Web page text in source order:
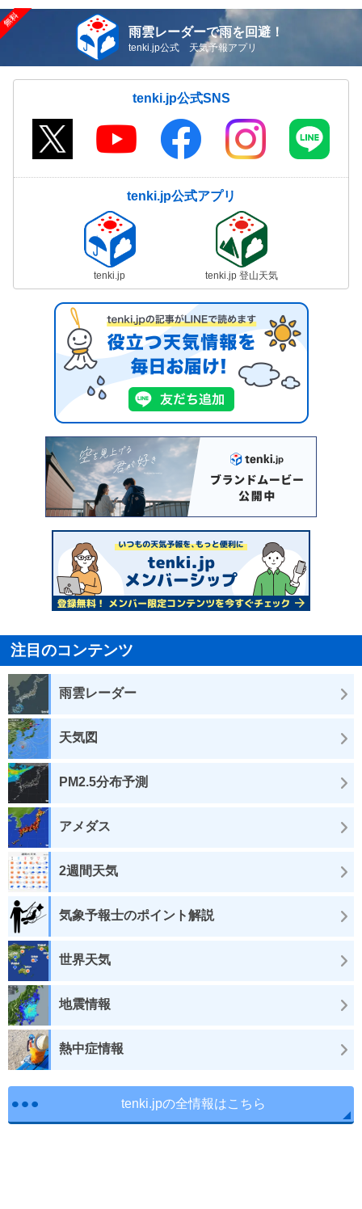
雨雲レーダーで雨を回避！
tenki.jp公式 天気予報アプリ
tenki.jp公式SNS
tenki.jp公式アプリ
tenki.jp tenki.jp 登山天気
注目のコンテンツ
雨雲レーダー
天気図
PM2.5分布予測
アメダス
2週間天気
気象予報士のポイント解説
世界天気
地震情報
熱中症情報
tenki.jpの全情報はこちら